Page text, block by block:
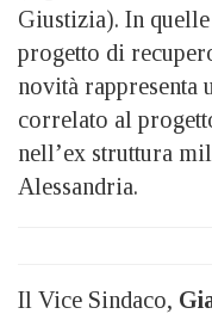
Giustizia). In
progetto di
novità rappresenta
correlato al
nell’ex struttura
Alessandria.
Il Vice Sindaco,